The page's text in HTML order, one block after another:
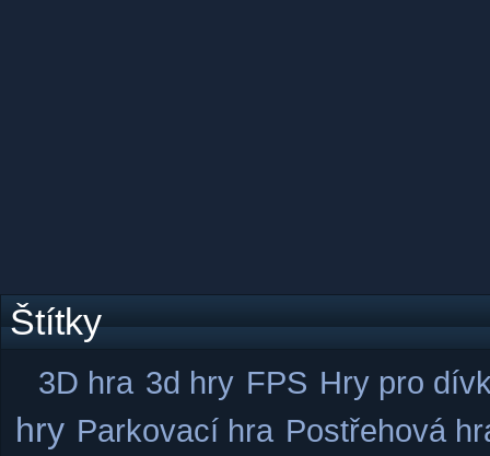
Štítky
3D hra 3d hry FPS Hry pro
hry Parkovací hra Postřehová